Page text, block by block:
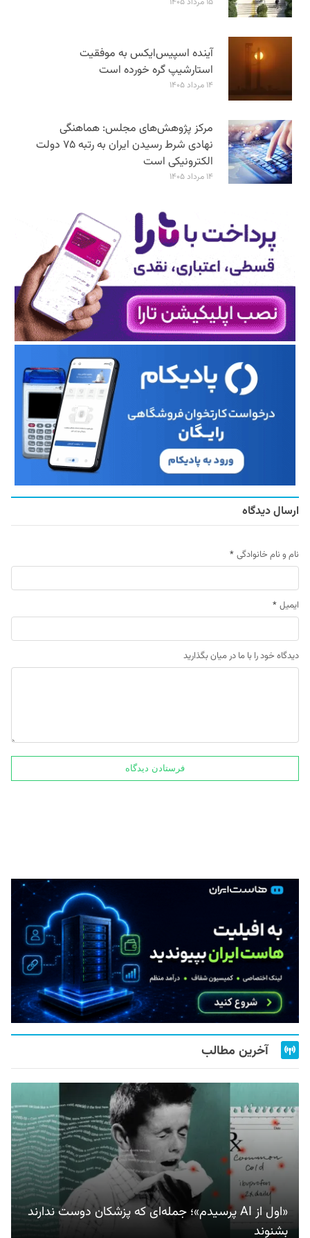
آینده اسپیس‌ایکس به موفقیت
استارشیپ گره خورده است
۱۴ مرداد ۱۴۰۵
مرکز پژوهش‌های مجلس: هماهنگی
نهادی شرط رسیدن ایران به رتبه ۷۵ دولت
الکترونیکی است
۱۴ مرداد ۱۴۰۵
ارسال دیدگاه
نام و نام خانوادگی *
ایمیل *
دیدگاه خود را با ما در میان بگذارید
آخرین مطالب
«اول از AI پرسیدم»؛ جمله‌ای که پزشکان دوست ندارند
بشنوند